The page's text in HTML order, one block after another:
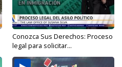
Conozca Sus Derechos: Proceso
legal para solicitar...